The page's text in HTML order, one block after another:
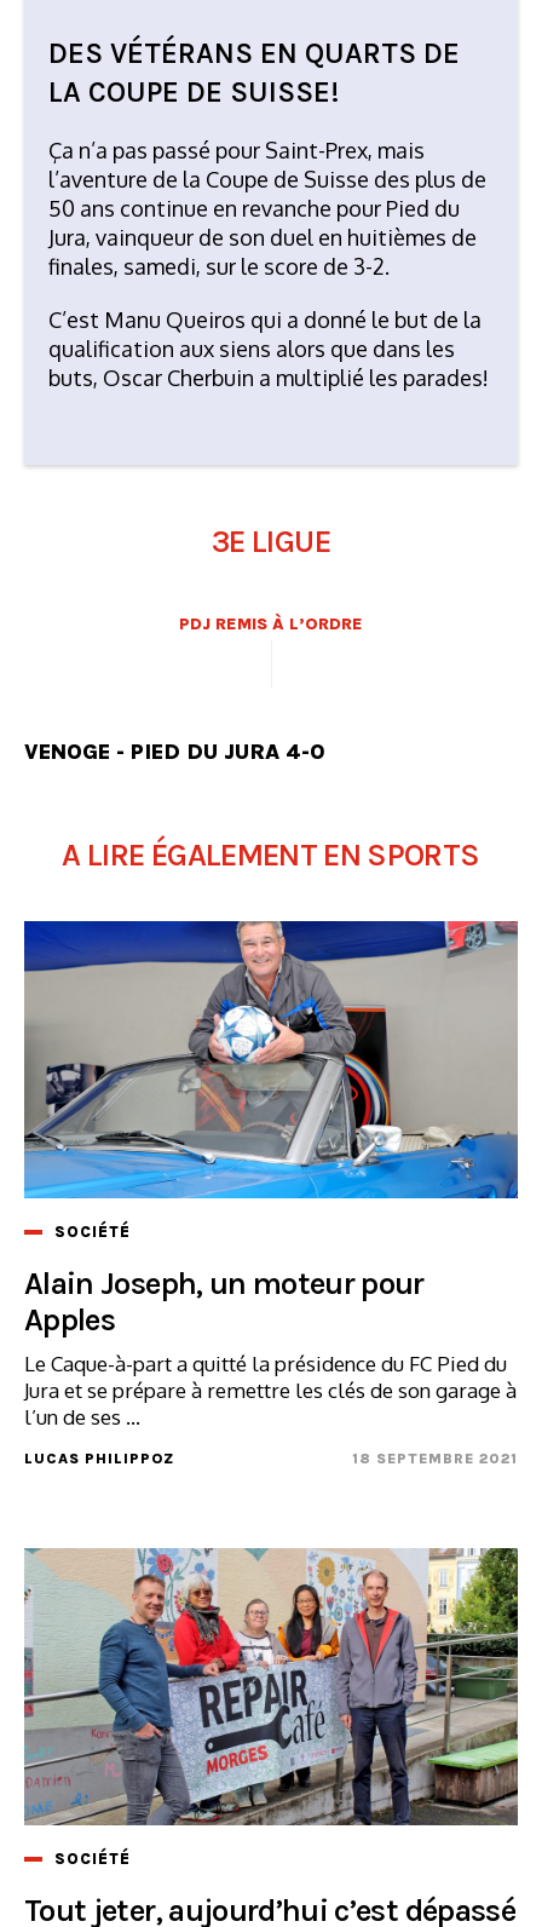
DES VÉTÉRANS EN QUARTS DE
LA COUPE DE SUISSE!
Ça n’a pas passé pour Saint-Prex, mais
l’aventure de la Coupe de Suisse des plus de
50 ans continue en revanche pour Pied du
Jura, vainqueur de son duel en huitièmes de
finales, samedi, sur le score de 3-2.
C’est Manu Queiros qui a donné le but de la
qualification aux siens alors que dans les
buts, Oscar Cherbuin a multiplié les parades!
3E LIGUE
PDJ REMIS À L’ORDRE
VENOGE - PIED DU JURA 4-0
A LIRE ÉGALEMENT EN SPORTS
SOCIÉTÉ
Alain Joseph, un moteur pour
Apples
Le Caque-à-part a quitté la présidence du FC Pied du
Jura et se prépare à remettre les clés de son garage à
l’un de ses ...
LUCAS PHILIPPOZ 18 SEPTEMBRE 2021
SOCIÉTÉ
Tout jeter, aujourd’hui c’est dépassé